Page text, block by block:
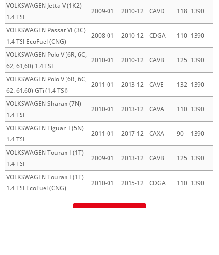
VOLKSWAGEN Jetta V (1K2)
1.4 TSI
2009-01 2010-12 CAVD 118 1390
VOLKSWAGEN Passat VI (3C)
1.4 TSI EcoFuel (CNG)
2008-01 2010-12 CDGA 110 1390
VOLKSWAGEN Polo V (6R, 6C,
62, 61,60) 1.4 TSI
2010-01 2010-12 CAVB 125 1390
VOLKSWAGEN Polo V (6R, 6C,
62, 61,60) GTi (1.4 TSI)
2011-01 2013-12 CAVE 132 1390
VOLKSWAGEN Sharan (7N)
1.4 TSI
2010-01 2013-12 CAVA 110 1390
VOLKSWAGEN Tiguan I (5N)
1.4 TSI
2011-01 2017-12 CAXA 90 1390
VOLKSWAGEN Touran I (1T)
1.4 TSI
2009-01 2013-12 CAVB 125 1390
VOLKSWAGEN Touran I (1T)
1.4 TSI EcoFuel (CNG)
2010-01 2015-12 CDGA 110 1390
Mehr laden